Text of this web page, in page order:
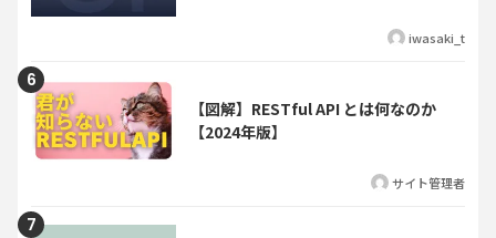
iwasaki_t
【図解】RESTful API とは何なのか
【2024年版】
サイト管理者